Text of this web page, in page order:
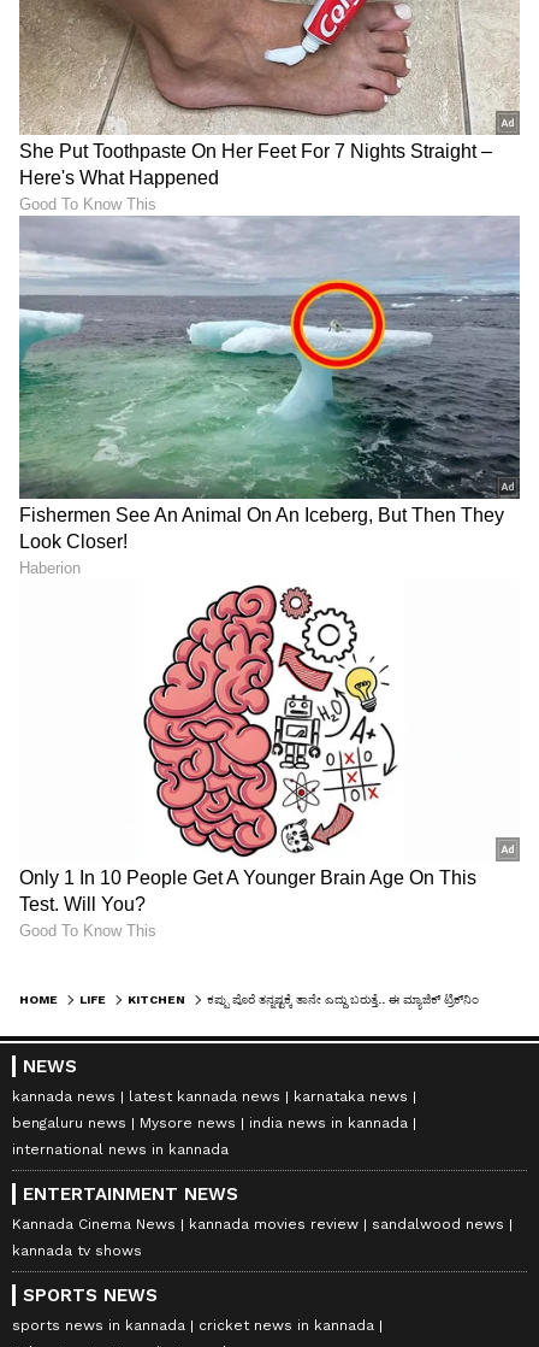
Trade Deal | Party Rounds
HOME LIFE KITCHEN
NEWS
kannada news latest kannada news
karnataka news
bengaluru news
Mysore news
india news in kannada
international news in kannada
ENTERTAINMENT NEWS
Kannada Cinema News kannada movies review
sandalwood news
kannada tv shows
SPORTS NEWS
sports news in kannada
cricket news in kannada